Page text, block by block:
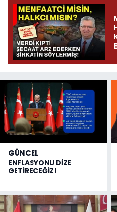
GÜNCEL
ENFLASYONU DİZE
GETİRECEĞİZ!